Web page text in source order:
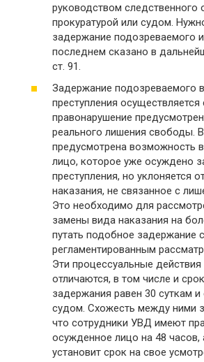
руководством следственного
прокуратурой или судом.
задержание подозреваемого
последнем сказано в
ст. 91.
Задержание подозреваемого
преступления осуществляется
правонарушение
реального лишения свободы.
предусмотрена возможность
лицо, которое уже осуждено
преступления, но уклоняется
наказания, не связанное с
Это необходимо для
замены вида наказания на
путать подобное задержание с
регламентированным
Эти процессуальные
отличаются, в том числе и
задержания равен 30 суткам и
судом. Схожесть между ними
что сотрудники УВД имеют
осужденное лицо на 48 часов,
установит срок на свое